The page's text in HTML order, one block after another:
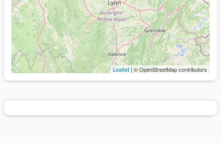
Leaflet | © OpenStreetMap contributors